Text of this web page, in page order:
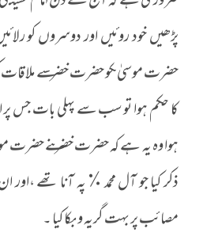
پڑھیں خود روئیں اور دوسروں کو
حضرت موسیٰ ـکو حضرت خضر ـسے
کا حکم ہوا تو سب سے پہلی بات جس پر
ہوا وہ یہ ہے کہ حضرت خضر ـنے حضرت
ذکر کیا جو آل محمد ٪ پہ آنا تھے
مصائب پر بہت گریہ و بکا کیا ۔